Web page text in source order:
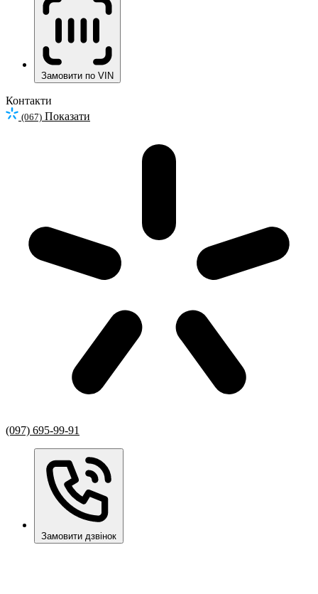
Замовити по VIN
Контакти
(067) Показати
(097) 695-99-91
Замовити дзвінок